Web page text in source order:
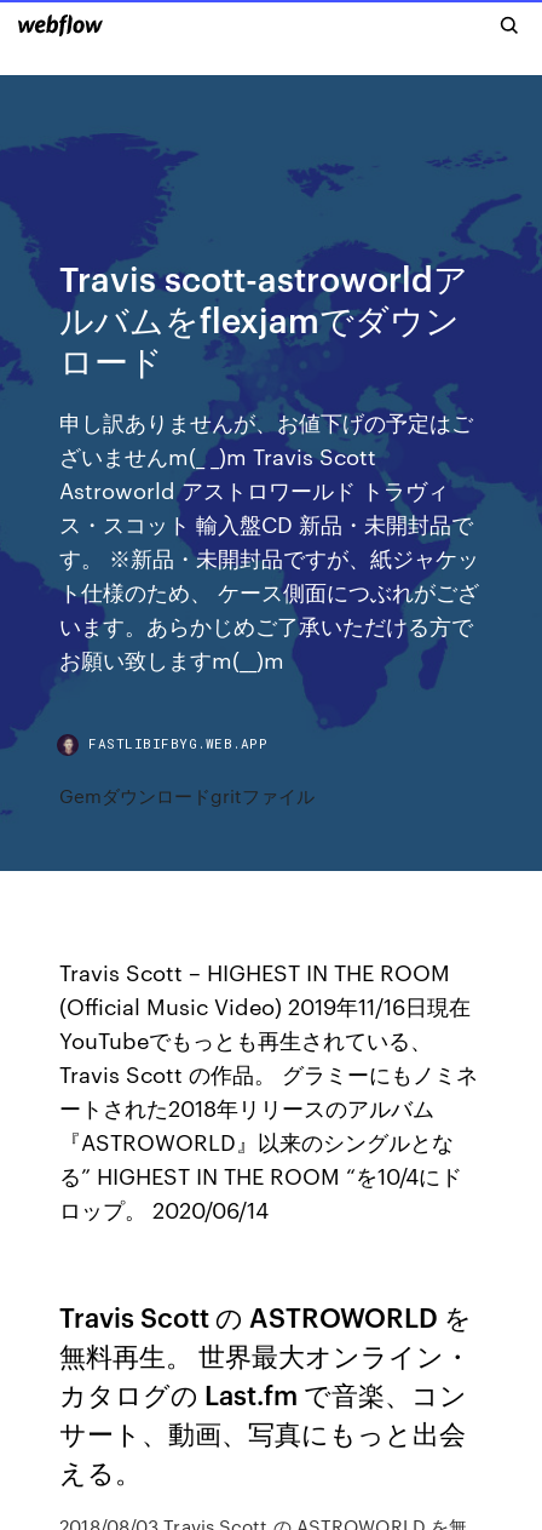
Travis scott-astroworldア
ルバムをflexjamでダウン
ロード
申し訳ありませんが、お値下げの予定はご
ざいませんm(_ _)m Travis Scott
Astroworld アストロワールド トラヴィ
ス・スコット 輸入盤CD 新品・未開封品で
す。 ※新品・未開封品ですが、紙ジャケッ
ト仕様のため、 ケース側面につぶれがござ
います。あらかじめご了承いただける方で
お願い致しますm(__)m
FASTLIBIFBYG.WEB.APP
Gemダウンロードgritファイル
Travis Scott – HIGHEST IN THE ROOM
(Official Music Video) 2019年11/16日現在
YouTubeでもっとも再生されている、
Travis Scott の作品。 グラミーにもノミネ
ートされた2018年リリースのアルバム
『ASTROWORLD』以来のシングルとな
る” HIGHEST IN THE ROOM “を10/4にド
ロップ。 2020/06/14
Travis Scott の ASTROWORLD を
無料再生。 世界最大オンライン・
カタログの Last.fm で音楽、コン
サート、動画、写真にもっと出会
える。